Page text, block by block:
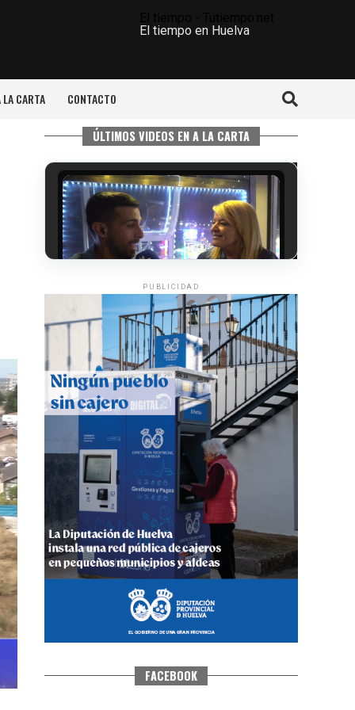
El tiempo en Huelva
LA CARTA CONTACTO
ÚLTIMOS VIDEOS EN A LA CARTA
5º DÍA DE LAS FIESTAS COLOMBINAS
2026
·Huelvatv
CUARTA CORRIDA DE LAS FIESTAS
COLOMBINAS 2026
hace 5 días· Huelvatv
PUBLICIDAD
FACEBOOK